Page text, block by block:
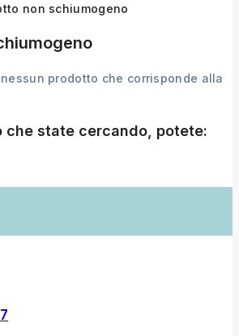
non schiumogeno
prodotto che corrisponde alla
che state cercando, potete: